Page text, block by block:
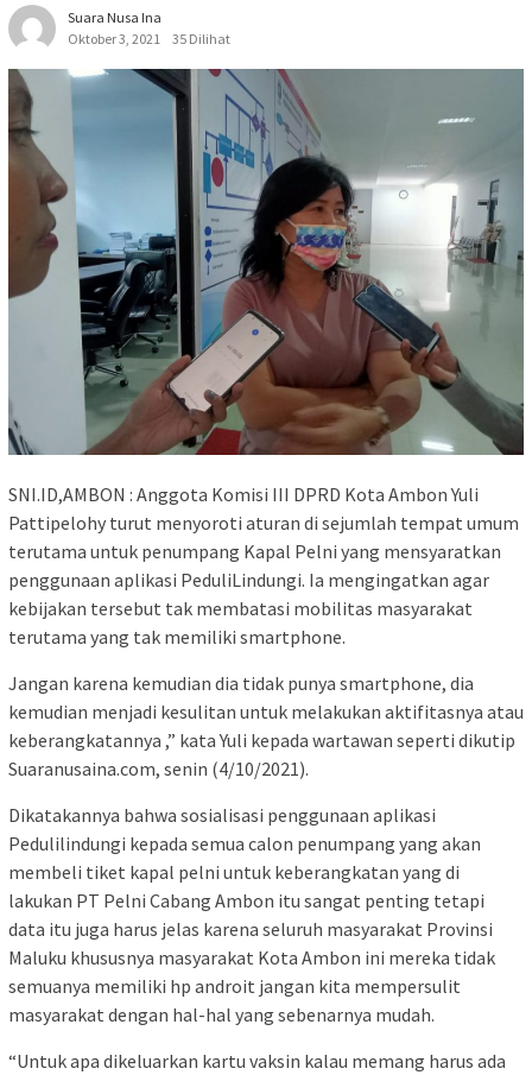
Suara Nusa Ina
Oktober 3, 2021
35 Dilihat
SNI.ID,AMBON : Anggota Komisi III DPRD Kota Ambon Yuli
Pattipelohy turut menyoroti aturan di sejumlah tempat umum
terutama untuk penumpang Kapal Pelni yang mensyaratkan
penggunaan aplikasi PeduliLindungi. Ia mengingatkan agar
kebijakan tersebut tak membatasi mobilitas masyarakat
terutama yang tak memiliki smartphone.
Jangan karena kemudian dia tidak punya smartphone, dia
kemudian menjadi kesulitan untuk melakukan aktifitasnya atau
keberangkatannya ,” kata Yuli kepada wartawan seperti dikutip
Suaranusaina.com, senin (4/10/2021).
Dikatakannya bahwa sosialisasi penggunaan aplikasi
Pedulilindungi kepada semua calon penumpang yang akan
membeli tiket kapal pelni untuk keberangkatan yang di
lakukan PT Pelni Cabang Ambon itu sangat penting tetapi
data itu juga harus jelas karena seluruh masyarakat Provinsi
Maluku khususnya masyarakat Kota Ambon ini mereka tidak
semuanya memiliki hp androit jangan kita mempersulit
masyarakat dengan hal-hal yang sebenarnya mudah.
“Untuk apa dikeluarkan kartu vaksin kalau memang harus ada